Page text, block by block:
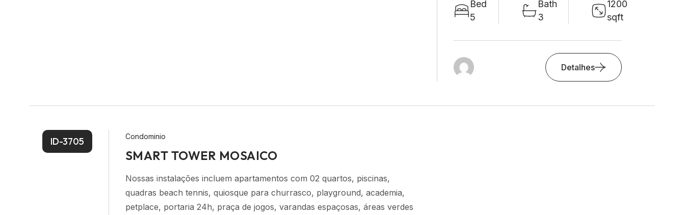
Bed
5
Bath
3
1200
sqft
Detalhes
ID-3705 Condominio
SMART TOWER MOSAICO
Nossas instalações incluem apartamentos com 02 quartos, piscinas,
quadras beach tennis, quiosque para churrasco, playground, academia,
petplace, portaria 24h, praça de jogos, varandas espaçosas, áreas verdes